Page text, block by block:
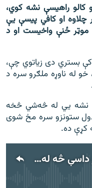
کالو راهیسې نشه کوي،
او کافي پیسې یې
موټر ځنې واخیست او د
بستري دی زیاتوي چې،
له ناوړه ملګرو سره د
نشه يي له څه‌‌شي څخه
ستونزو سره مخ شوی
کړې ده.
زرولي: د اعتیاد له امله مې ډېر داسې څه له لاسه ورکړل چې بیا لاس ته نه‌ راځي
No media